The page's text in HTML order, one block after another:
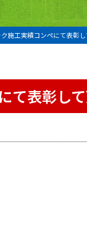
施工実績コンペにて表彰し
表彰して